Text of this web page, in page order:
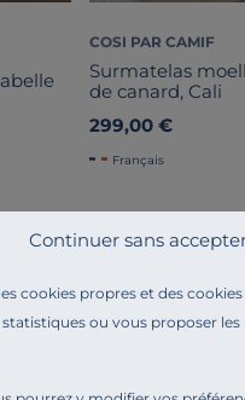
cookies propres et des cookies
ou vous proposer les
Continuer sans
COSI PAR CAMIF
Surmatelas
de canard, Cali
299,00 €
Français
mieux dormirsans